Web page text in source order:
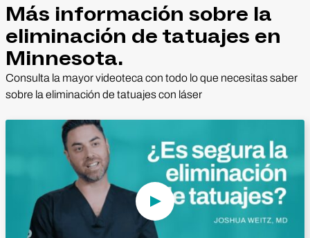
Más información sobre la
eliminación de tatuajes en
Minnesota.
Consulta la mayor videoteca con todo lo que necesitas saber
sobre la eliminación de tatuajes con láser